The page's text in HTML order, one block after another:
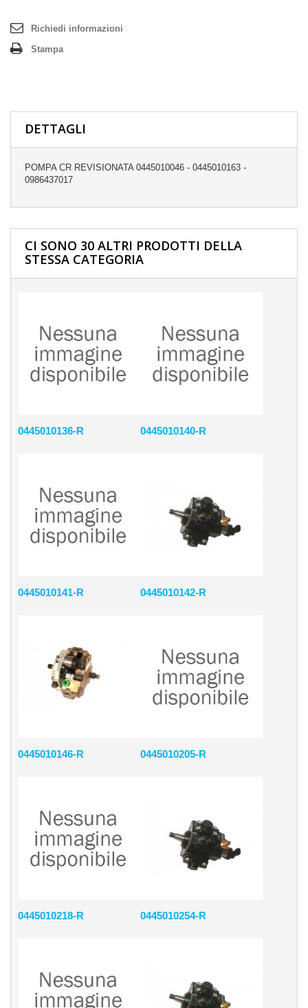
Richiedi informazioni
Stampa
DETTAGLI
POMPA CR REVISIONATA 0445010046 - 0445010163 -
0986437017
CI SONO 30 ALTRI PRODOTTI DELLA
STESSA CATEGORIA
0445010136-R 0445010140-R
0445010141-R 0445010142-R
0445010146-R 0445010205-R
0445010218-R 0445010254-R